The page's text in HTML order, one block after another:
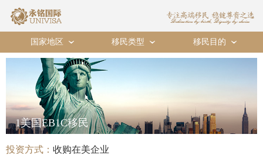
国家地区 › 移民类型 › 移民目的 ›
1美国EB1C移民
投资方式：收购在美企业